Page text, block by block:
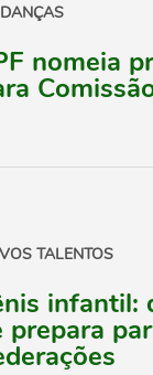
nomeia
TALENTOS
infantil:
prepara